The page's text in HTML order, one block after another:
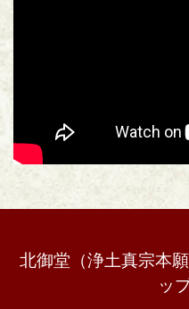
北御堂（浄土真宗本
ッ